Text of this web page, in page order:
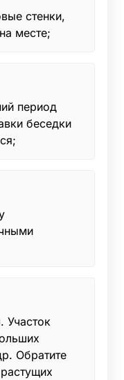
стенки,
месте;
период
беседки
Участок
Обратите